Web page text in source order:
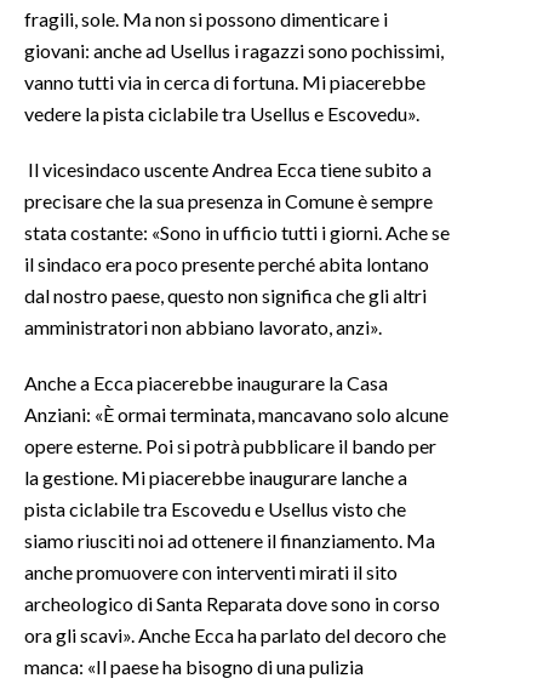
fragili, sole. Ma non si possono dimenticare i
giovani: anche ad Usellus i ragazzi sono pochissimi,
vanno tutti via in cerca di fortuna. Mi piacerebbe
vedere la pista ciclabile tra Usellus e Escovedu».
Il vicesindaco uscente Andrea Ecca tiene subito a
precisare che la sua presenza in Comune è sempre
stata costante: «Sono in ufficio tutti i giorni. Ache se
il sindaco era poco presente perché abita lontano
dal nostro paese, questo non significa che gli altri
amministratori non abbiano lavorato, anzi».
Anche a Ecca piacerebbe inaugurare la Casa
Anziani: «È ormai terminata, mancavano solo alcune
opere esterne. Poi si potrà pubblicare il bando per
la gestione. Mi piacerebbe inaugurare lanche a
pista ciclabile tra Escovedu e Usellus visto che
siamo riusciti noi ad ottenere il finanziamento. Ma
anche promuovere con interventi mirati il ​​sito
archeologico di Santa Reparata dove sono in corso
ora gli scavi». Anche Ecca ha parlato del decoro che
manca: «Il paese ha bisogno di una pulizia